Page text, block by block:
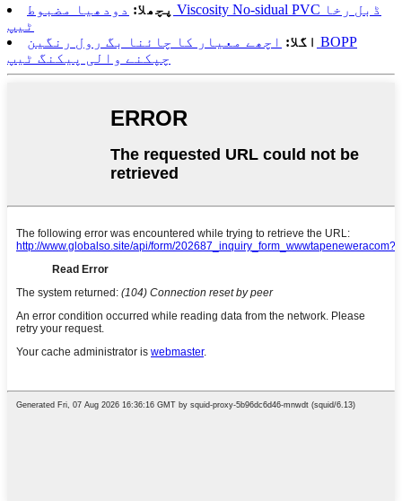
پچھلا: دودھیا مضبوط Viscosity No-sidual PVC ڈبل رخا
ٹیپ
اگلا: اچھے معیار کا چائنا بگ رول رنگین BOPP
چپکنے والی پیکنگ ٹیپ